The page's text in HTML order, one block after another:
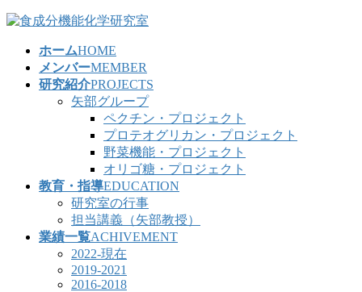
コ
ナ
ホームHOME
メンバーMEMBER
研究紹介PROJECTS
矢部グループ
ペクチン・プロジェクト
プロテオグリカン・プロジェクト
野菜機能・プロジェクト
オリゴ糖・プロジェクト
教育・指導EDUCATION
研究室の行事
担当講義（矢部教授）
業績一覧ACHIVEMENT
2022-現在
2019-2021
2016-2018